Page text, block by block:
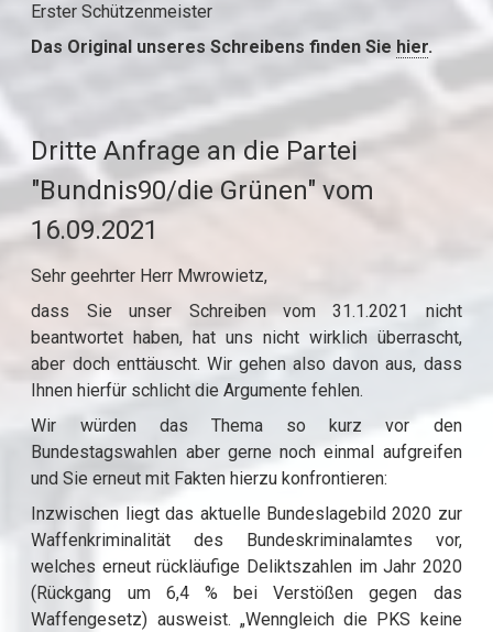
Erster Schützenmeister
Das Original unseres Schreibens finden Sie hier.
Dritte Anfrage an die Partei
"Bundnis90/die Grünen" vom
16.09.2021
Sehr geehrter Herr Mwrowietz,
dass Sie unser Schreiben vom 31.1.2021 nicht
beantwortet haben, hat uns nicht wirklich überrascht,
aber doch enttäuscht. Wir gehen also davon aus, dass
Ihnen hierfür schlicht die Argumente fehlen.
Wir würden das Thema so kurz vor den
Bundestagswahlen aber gerne noch einmal aufgreifen
und Sie erneut mit Fakten hierzu konfrontieren:
Inzwischen liegt das aktuelle Bundeslagebild 2020 zur
Waffenkriminalität des Bundeskriminalamtes vor,
welches erneut rückläufige Deliktszahlen im Jahr 2020
(Rückgang um 6,4 % bei Verstößen gegen das
Waffengesetz) ausweist. „Wenngleich die PKS keine